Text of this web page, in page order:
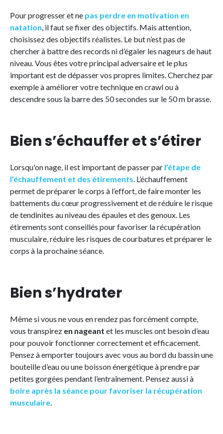
Pour progresser et ne pas perdre en motivation en
natation, il faut se fixer des objectifs. Mais attention,
choisissez des objectifs réalistes. Le but n’est pas de
chercher à battre des records ni d’égaler les nageurs de haut
niveau. Vous êtes votre principal adversaire et le plus
important est de dépasser vos propres limites. Cherchez par
exemple à améliorer votre technique en crawl ou à
descendre sous la barre des 50 secondes sur le 50 m brasse.
Bien s’échauffer et s’étirer
Lorsqu'on nage, il est important de passer par l’étape de
l’échauffement et des étirements. L’échauffement
permet de préparer le corps à l’effort, de faire monter les
battements du cœur progressivement et de réduire le risque
de tendinites au niveau des épaules et des genoux. Les
étirements sont conseillés pour favoriser la récupération
musculaire, réduire les risques de courbatures et préparer le
corps à la prochaine séance.
Bien s’hydrater
Même si vous ne vous en rendez pas forcément compte,
vous transpirez en nageant et les muscles ont besoin d’eau
pour pouvoir fonctionner correctement et efficacement.
Pensez à emporter toujours avec vous au bord du bassin une
bouteille d’eau ou une boisson énergétique à prendre par
petites gorgées pendant l’entraînement. Pensez aussi à
boire après la séance pour favoriser la récupération
musculaire.